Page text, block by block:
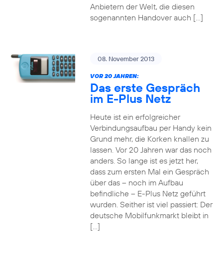
Anbietern der Welt, die diesen
sogenannten Handover auch […]
08. November 2013
VOR 20 JAHREN:
Das erste Gespräch
im E-Plus Netz
Heute ist ein erfolgreicher
Verbindungsaufbau per Handy kein
Grund mehr, die Korken knallen zu
lassen. Vor 20 Jahren war das noch
anders. So lange ist es jetzt her,
dass zum ersten Mal ein Gespräch
über das – noch im Aufbau
befindliche – E-Plus Netz geführt
wurden. Seither ist viel passiert: Der
deutsche Mobilfunkmarkt bleibt in
[…]